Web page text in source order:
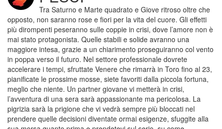
Tra Saturno e Marte quadrato e Giove ritroso oltre che
opposto, non saranno rose e fiori per la vita del cuore. Gli effetti
più dirompenti peseranno sulle coppie in crisi, dove l’amore non è
mai stato protagonista. Quelle stabili e solide avranno una
maggiore intesa, grazie a un chiarimento proseguiranno col vento
in poppa verso il futuro. Nel settore professionale dovrete
accelerare i tempi, sfruttate Venere che rimarrà in Toro fino al 23,
pianificate le prossime mosse, siete favoriti dalla piccola fortuna,
meglio che niente. Un partner giovane vi metterà in crisi,
l’avventura di una sera sarà appassionante ma pericolosa. La
pigrizia sarà la prigione che vi vedrà sempre più bloccati nel
prendere quelle decisioni diventate ormai esigenze, sfuggite alla